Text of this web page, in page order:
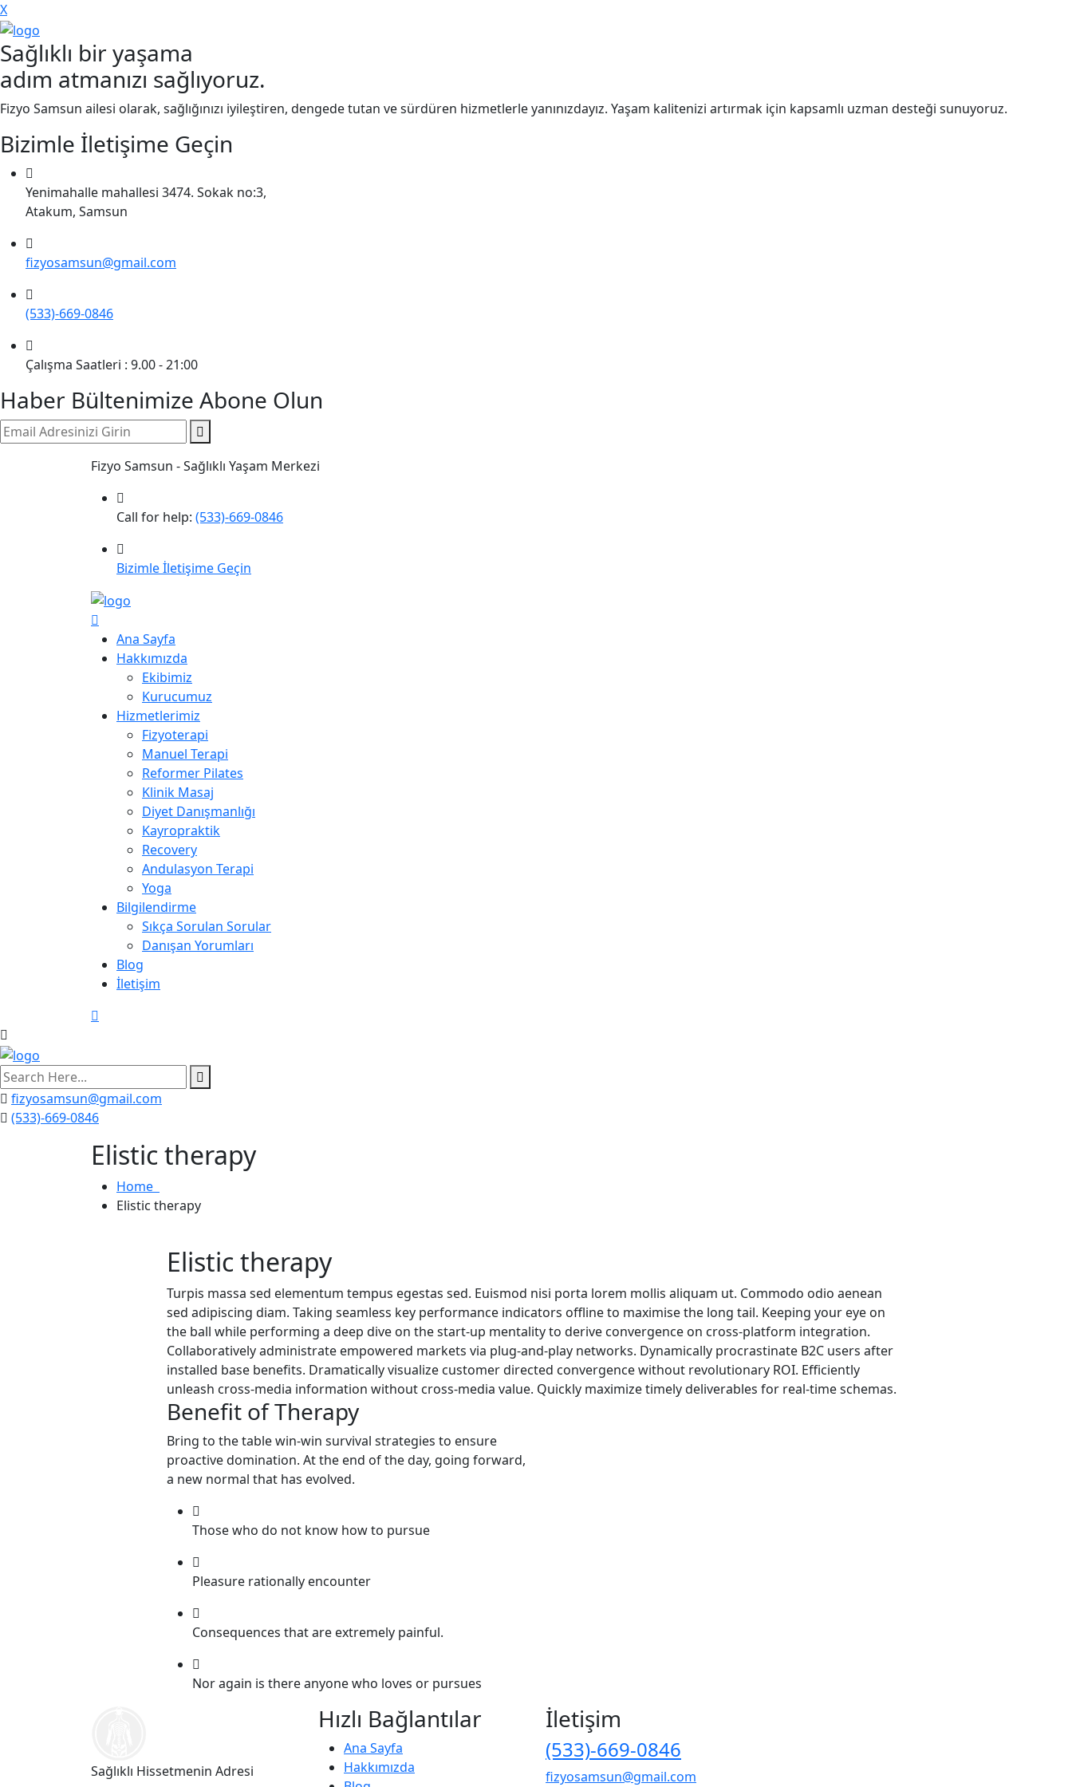
X
Sağlıklı bir yaşama
adım atmanızı sağlıyoruz.
Fizyo Samsun ailesi olarak, sağlığınızı iyileştiren, dengede tutan ve sürdüren hizmetlerle yanınızdayız. Yaşam kalitenizi artırmak için kapsamlı uzman desteği sunuyoruz.
Bizimle İletişime Geçin
Yenimahalle mahallesi 3474. Sokak no:3,
Atakum, Samsun
fizyosamsun@gmail.com
(533)-669-0846
Çalışma Saatleri : 9.00 - 21:00
Haber Bültenimize Abone Olun
Fizyo Samsun - Sağlıklı Yaşam Merkezi
Call for help: (533)-669-0846
Bizimle İletişime Geçin
Ana Sayfa
Hakkımızda
Ekibimiz
Kurucumuz
Hizmetlerimiz
Fizyoterapi
Manuel Terapi
Reformer Pilates
Klinik Masaj
Diyet Danışmanlığı
Kayropraktik
Recovery
Andulasyon Terapi
Yoga
Bilgilendirme
Sıkça Sorulan Sorular
Danışan Yorumları
Blog
İletişim
search
here
fizyosamsun@gmail.com
(533)-669-0846
Elistic therapy
Home
Elistic therapy
Elistic therapy
Turpis massa sed elementum tempus egestas sed. Euismod nisi porta lorem mollis aliquam ut. Commodo odio aenean
sed adipiscing diam. Taking seamless key performance indicators offline to maximise the long tail. Keeping your eye on
the ball while performing a deep dive on the start-up mentality to derive convergence on cross-platform integration.
Collaboratively administrate empowered markets via plug-and-play networks. Dynamically procrastinate B2C users after
installed base benefits. Dramatically visualize customer directed convergence without revolutionary ROI. Efficiently
unleash cross-media information without cross-media value. Quickly maximize timely deliverables for real-time schemas.
Benefit of Therapy
Bring to the table win-win survival strategies to ensure
proactive domination. At the end of the day, going forward,
a new normal that has evolved.
Those who do not know how to pursue
Pleasure rationally encounter
Consequences that are extremely painful.
Nor again is there anyone who loves or pursues
Sağlıklı Hissetmenin Adresi
Hızlı Bağlantılar
Ana Sayfa
Hakkımızda
İletişim
(533)-669-0846
fizyosamsun@gmail.com